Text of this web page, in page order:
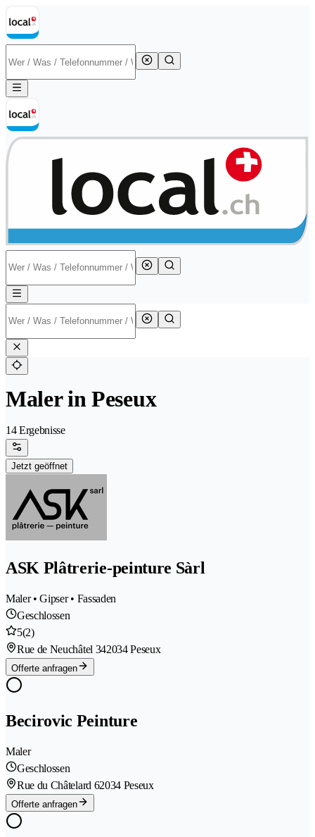
Maler in Peseux
14 Ergebnisse
Jetzt geöffnet
ASK Plâtrerie-peinture Sàrl
Maler • Gipser • Fassaden
Geschlossen
5(2)
Rue de Neuchâtel 342034 Peseux
Offerte anfragen
Becirovic Peinture
Maler
Geschlossen
Rue du Châtelard 62034 Peseux
Offerte anfragen